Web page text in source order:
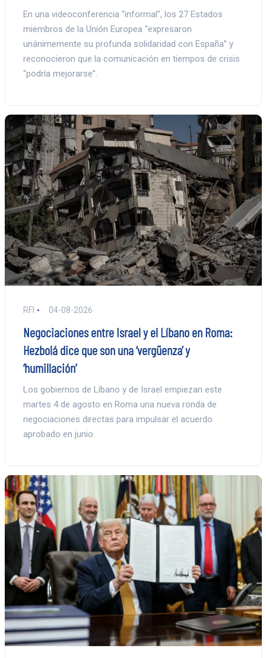
En una videoconferencia “informal”, los 27 Estados
miembros de la Unión Europea “expresaron
unánimemente su profunda solidaridad con España” y
reconocieron que la comunicación en tiempos de crisis
“podría mejorarse”.
RFI 04-08-2026
Negociaciones entre Israel y el Líbano en Roma:
Hezbolá dice que son una ‘vergüenza’ y
‘humillación’
Los gobiernos de Líbano y de Israel empiezan este
martes 4 de agosto en Roma una nueva ronda de
negociaciones directas para impulsar el acuerdo
aprobado en junio.